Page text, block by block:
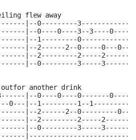
flew away
|--0---------3------------|
|--0----0----3--3----0----|
|--1---------0------------|
|--2------2--0-----0---0--|
|--2---------2-----2------|
|--0---------3-----3------|
another drink
|--0----0----0-------0----|
0---|--1---------1--1---------|
|--2------2--0---------0--|
|--2---------2-----2------|
|--0---------3-----3------|
|-------------------------|